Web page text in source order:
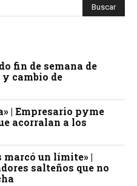
fin de semana de
cambio de
| Empresario pyme
acorralan a los
marcó un límite» |
salteños que no